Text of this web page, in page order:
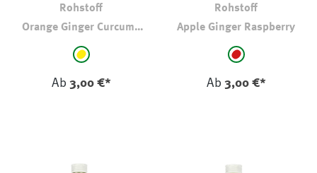
Rohstoff
Orange Ginger Curcuma
auswählen
gelb
Ab 3,00 €*
Rohstoff
Apple Ginger Raspberry
auswählen
rot
Ab 3,00 €*